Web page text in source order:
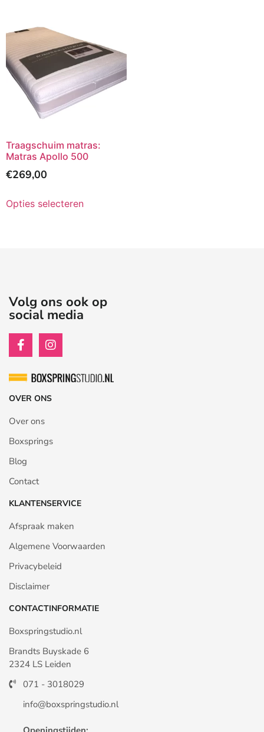
Traagschuim matras:
Matras Apollo 500
€269,00
Opties selecteren
Volg ons ook op
social media
OVER ONS
Over ons
Boxsprings
Blog
Contact
KLANTENSERVICE
Afspraak maken
Algemene Voorwaarden
Privacybeleid
Disclaimer
CONTACTINFORMATIE
Boxspringstudio.nl
Brandts Buyskade 6
2324 LS Leiden
071 - 3018029
info@boxspringstudio.nl